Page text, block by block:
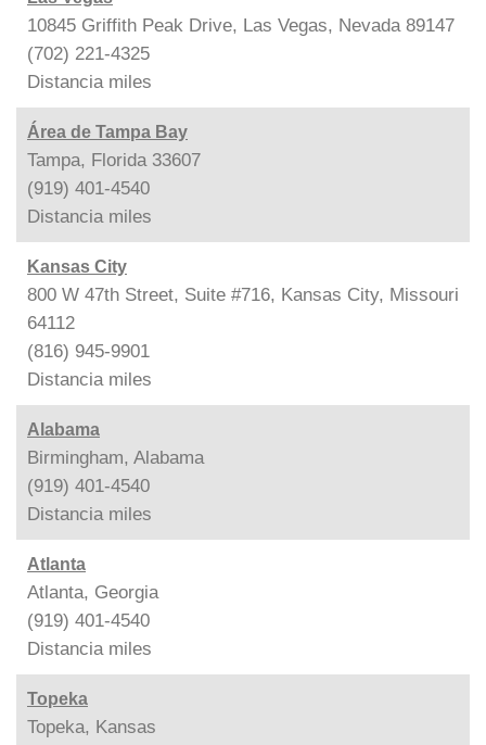
10845 Griffith Peak Drive, Las Vegas, Nevada 89147
(702) 221-4325
Distancia miles
Área de Tampa Bay
Tampa, Florida 33607
(919) 401-4540
Distancia miles
Kansas City
800 W 47th Street, Suite #716, Kansas City, Missouri
64112
(816) 945-9901
Distancia miles
Alabama
Birmingham, Alabama
(919) 401-4540
Distancia miles
Atlanta
Atlanta, Georgia
(919) 401-4540
Distancia miles
Topeka
Topeka, Kansas